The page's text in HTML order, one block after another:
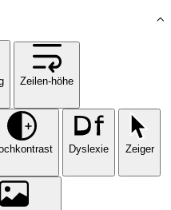
Zeilen-höhe
Dyslexie Zeiger